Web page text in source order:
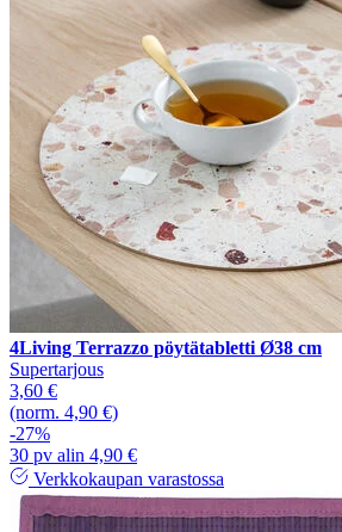
4Living Terrazzo pöytätabletti Ø38 cm
Supertarjous
3,60 €
(norm. 4,90 €)
-27%
30 pv alin 4,90 €
Verkkokaupan varastossa